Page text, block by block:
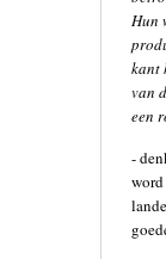
Hun
kant
van
een
-